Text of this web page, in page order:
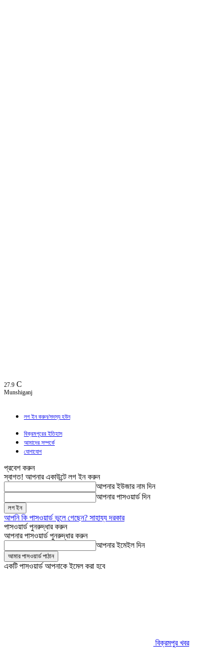
27.9 C
Munshiganj
লগ ইন করুন/সদস্য হউন
বিক্রমপুরের ইতিহাস
আমাদের সম্পর্কে
যোগাযোগ
প্রবেশ করুন
স্বাগত! আপনার একাউন্টে লগ ইন করুন
আপনার ইউজার নাম দিন
আপনার পাসওয়ার্ড দিন
আপনি কি পাসওয়ার্ড ভুলে গেছেন? সাহায্য দরকার
পাসওয়ার্ড পুনরুদ্ধার করুন
আপনার পাসওয়ার্ড পুনরুদ্ধার করুন
আপনার ইমেইল দিন
একটি পাসওয়ার্ড আপনাকে ইমেল করা হবে
বিক্রমপুর খবর